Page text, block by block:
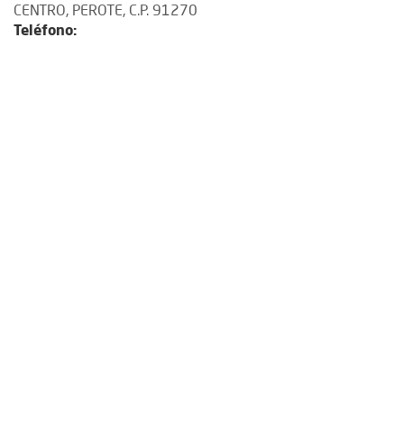
CENTRO, PEROTE, C.P. 91270
Teléfono: